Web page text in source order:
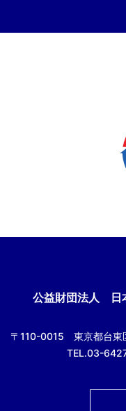
公益財団法人 日
〒110-0015 東京都台
TEL.03-